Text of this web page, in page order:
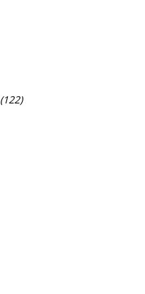
(122)